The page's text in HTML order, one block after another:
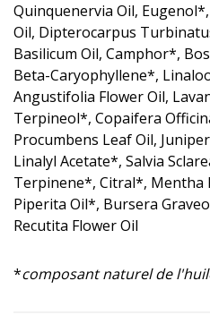
Quinquenervia Oil,
Oil, Dipterocarpus
Basilicum Oil, Camphor*,
Beta-Caryophyllene*,
Angustifolia Flower Oil,
Terpineol*, Copaifera
Procumbens Leaf Oil,
Linalyl Acetate*, Salvia
Terpinene*, Citral*, Mentha
Piperita Oil*, Bursera
Recutita Flower Oil
*composant naturel de